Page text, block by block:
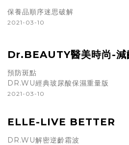
保養品順序迷思破解
2021-03-10
Dr.BEAUTY醫美時尚-減
預防斑點
DR.WU經典玻尿酸保濕重量版
2021-03-10
ELLE-LIVE BETTER
DR.WU解密逆齡霜波